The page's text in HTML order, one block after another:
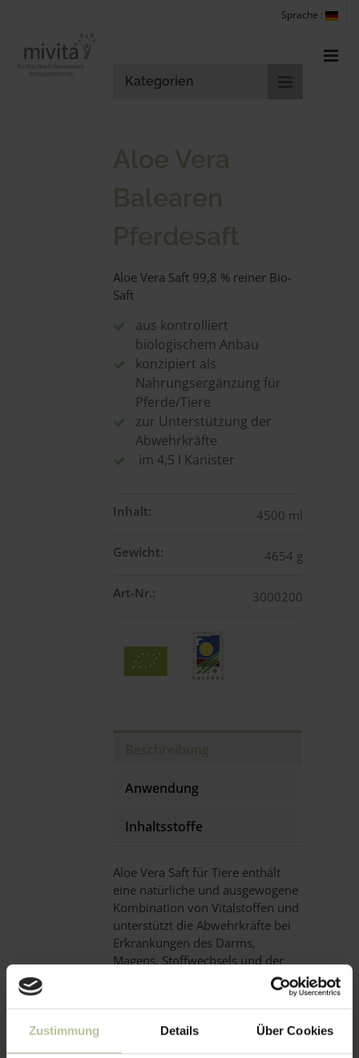
Zustimmung Details Über Cookies
Sprache :
Kategorien
Aloe Vera
Balearen
Pferdesaft
Aloe Vera Saft 99,8 % reiner Bio-
Saft
aus kontrolliert
biologischem Anbau
konzipiert als
Nahrungsergänzung für
Pferde/Tiere
zur Unterstützung der
Abwehrkräfte
im 4,5 l Kanister
Inhalt: 4500 ml
Gewicht: 4654 g
Art-Nr.: 3000200
Anwendung
Inhaltsstoffe
Aloe Vera Saft für Tiere enthält
eine natürliche und ausgewogene
Kombination von Vitalstoffen und
unterstützt die Abwehrkräfte bei
Erkrankungen des Darms,
Magens, Stoffwechsels und der
Gelenke. Der Hauptbestandteil
der Aloe Vera Barbadensis ist das
Polysaccharid Acemannan, das in
einem noch nicht vollständig
entschlüsselten Zusammenspiel